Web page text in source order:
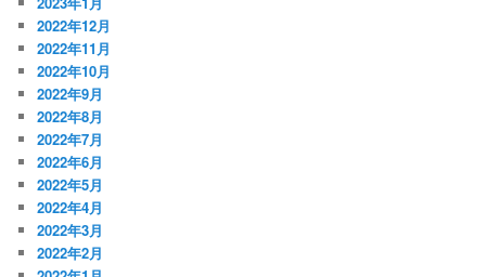
2022年12月
2022年11月
2022年10月
2022年9月
2022年8月
2022年7月
2022年6月
2022年5月
2022年4月
2022年3月
2022年2月